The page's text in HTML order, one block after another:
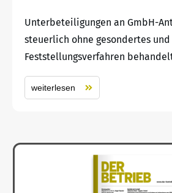
Unterbeteiligungen an GmbH-
steuerlich ohne gesondertes
Feststellungsverfahren
weiterlesen